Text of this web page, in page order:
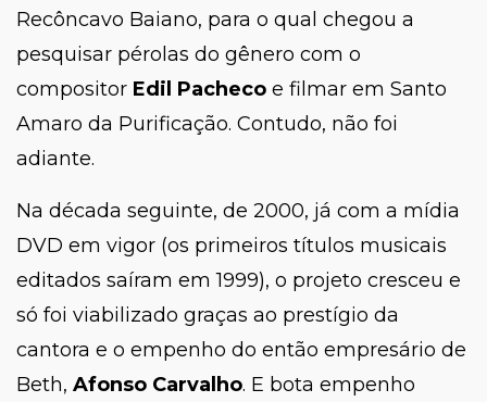
Recôncavo Baiano, para o qual chegou a
pesquisar pérolas do gênero com o
compositor Edil Pacheco e filmar em Santo
Amaro da Purificação. Contudo, não foi
adiante.
Na década seguinte, de 2000, já com a mídia
DVD em vigor (os primeiros títulos musicais
editados saíram em 1999), o projeto cresceu e
só foi viabilizado graças ao prestígio da
cantora e o empenho do então empresário de
Beth, Afonso Carvalho. E bota empenho